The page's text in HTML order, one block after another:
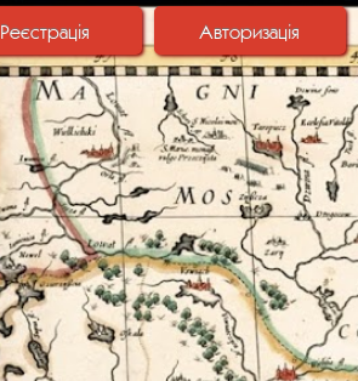
Авторизація
Реєстрація